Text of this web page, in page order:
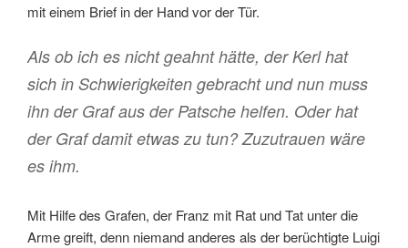
mit einem Brief in der Hand vor der Tür.
Als ob ich es nicht geahnt hätte, der Kerl hat
sich in Schwierigkeiten gebracht und nun muss
ihn der Graf aus der Patsche helfen. Oder hat
der Graf damit etwas zu tun? Zuzutrauen wäre
es ihm.
Mit Hilfe des Grafen, der Franz mit Rat und Tat unter die
Arme greift, denn niemand anderes als der berüchtigte Luigi